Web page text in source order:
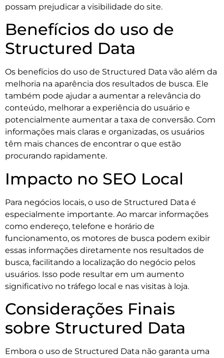
possam prejudicar a visibilidade do site.
Benefícios do uso de
Structured Data
Os benefícios do uso de Structured Data vão além da
melhoria na aparência dos resultados de busca. Ele
também pode ajudar a aumentar a relevância do
conteúdo, melhorar a experiência do usuário e
potencialmente aumentar a taxa de conversão. Com
informações mais claras e organizadas, os usuários
têm mais chances de encontrar o que estão
procurando rapidamente.
Impacto no SEO Local
Para negócios locais, o uso de Structured Data é
especialmente importante. Ao marcar informações
como endereço, telefone e horário de
funcionamento, os motores de busca podem exibir
essas informações diretamente nos resultados de
busca, facilitando a localização do negócio pelos
usuários. Isso pode resultar em um aumento
significativo no tráfego local e nas visitas à loja.
Considerações Finais
sobre Structured Data
Embora o uso de Structured Data não garanta uma